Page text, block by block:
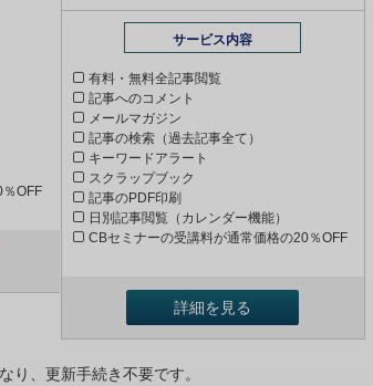
OFF
サービス内容
有料・無料全記事閲覧
記事へのコメント
メールマガジン
記事の検索（過去記事全て）
キーワードアラート
スクラップブック
記事のPDF印刷
日別記事閲覧（カレンダー機能）
CBセミナーの受講料が通常価格の20％OFF
詳細を見る
り、更新手続き不要です。